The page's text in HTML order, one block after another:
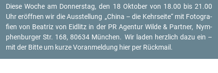
Diese Woche am Don­ners­tag, den 18 Ok­to­ber von 18.00 bis 21.00
Uhr er­öff­nen wir die Aus­stel­lung „China – die Kehr­sei­te“ mit Fo­to­gra­
fi­en von Bea­triz von Eid­litz in der PR Agen­tur Wilde & Part­ner, Nym­
phen­bur­ger Str. 168, 80634 Mün­chen. Wir laden herz­lich dazu ein –
mit der Bitte um kurze Vor­an­mel­dung hier per Rück­mail.